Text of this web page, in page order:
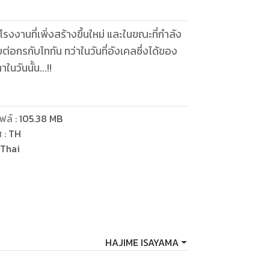
งงานที่เพิ่งสร้างขึ้นใหม่ และในขณะที่กำลัง
อกรกับไททัน ทว่าในวันที่อังเคลซึ่งได้ของ
นวันนั้น...!!
ล์:105.38 MB
: TH
Thai
HAJIME ISAYAMA